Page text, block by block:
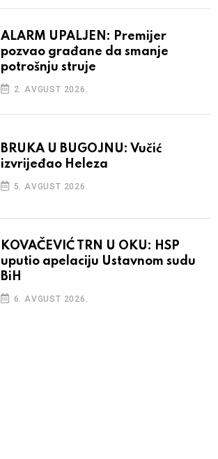
ALARM UPALJEN: Premijer
pozvao građane da smanje
potrošnju struje
2. AVGUST 2026.
BRUKA U BUGOJNU: Vučić
izvrijeđao Heleza
5. AVGUST 2026.
KOVAČEVIĆ TRN U OKU: HSP
uputio apelaciju Ustavnom sudu
BiH
6. AVGUST 2026.